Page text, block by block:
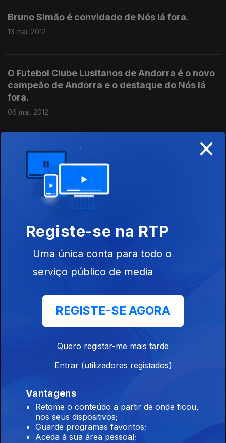
Bruno Simão é convidado de Nós lá fora.
13 mai. 2012
O Futebol Clube Lusitanos de Andorra é o novo
campeão de Andorra e o destaque do Nós lá
fora.
06 mai. 2012
João Leite joga na equipa de futsal do KPRF de
Moscovo. É o convidado de Nós lá fora.
29 abr. 2012
convidado de José Carlos Lopes no Nós lá
quatro continentes - Europa, América, Oceania
e Ásia. Sexta-feira estreou-se como técnico
Marta Nunes é a convidada de Nós lá fora.
25 mar. 2012
×
Registe-se na RTP
Uma única conta para todo o
serviço público de media
REGISTE-SE AGORA
Quero registar-me mais tarde
Entrar (utilizadores registados)
Vantagens
Retome o conteúdo a partir de onde ficou,
nos seus dispositivos;
Guarde programas favoritos;
Aceda à sua área pessoal;